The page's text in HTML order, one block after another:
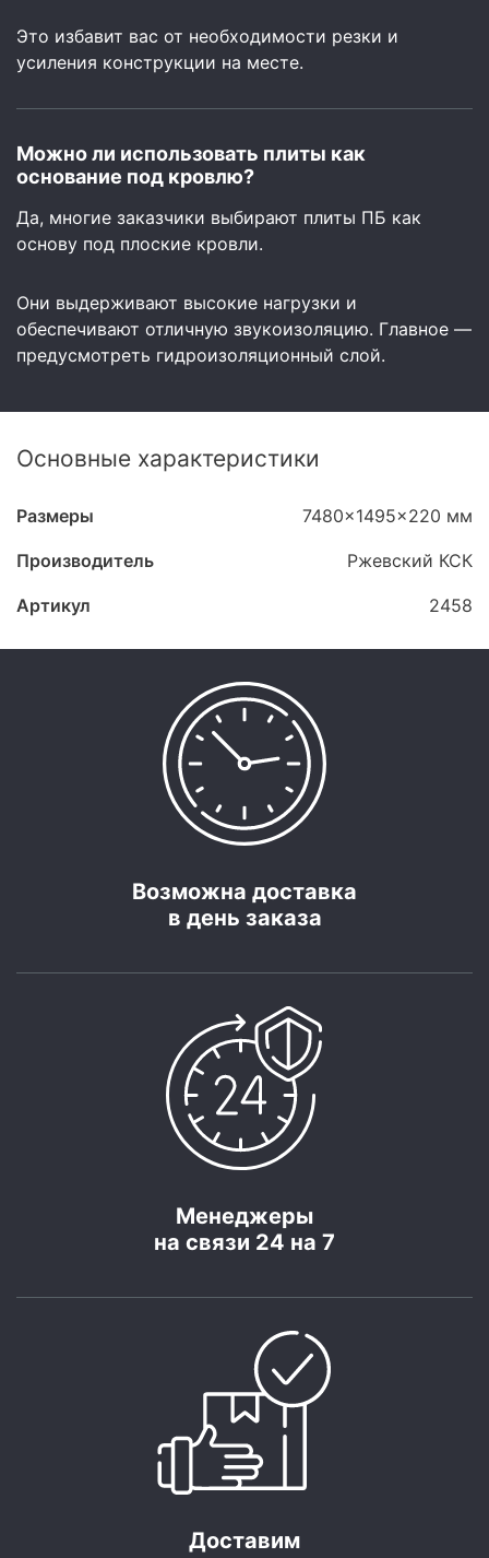
Это избавит вас от необходимости резки и
усиления конструкции на месте.
Можно ли использовать плиты как
основание под кровлю?
Да, многие заказчики выбирают плиты ПБ как
основу под плоские кровли.
Они выдерживают высокие нагрузки и
обеспечивают отличную звукоизоляцию. Главное —
предусмотреть гидроизоляционный слой.
Основные характеристики
Размеры 7480x1495x220 мм
Производитель Ржевский КСК
Артикул 2458
Возможна доставка
в день заказа
Менеджеры
на связи 24 на 7
Доставим